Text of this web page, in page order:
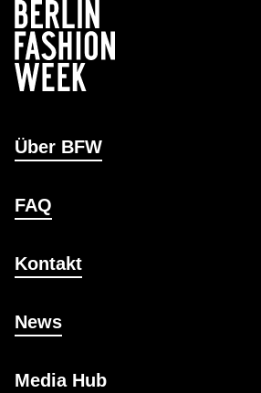
Über BFW
FAQ
Kontakt
News
Media Hub